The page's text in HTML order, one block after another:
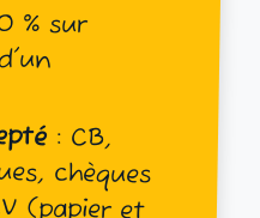
% sur
d'un
: CB,
espèces, chèques, chèques
vacances ANCV (papier et